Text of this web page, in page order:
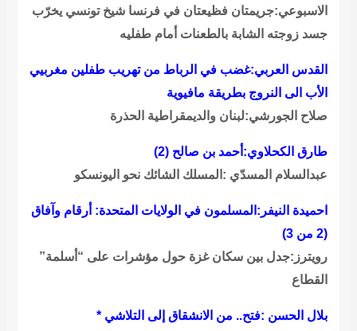
الاسبوعي:جريمتان فظيعتان في فرنسا شيخ تونسي يخرّب
جسد زوجته الشابة بالطعنات أمام طفليه
القدس العربي:غضب في الرباط من تهريب طفلين مغربيي
الأب الى النروج بطريقة مافيوية
صلاح الجورشي:لبنان والديمقراطية الحذرة
طارق الكحلاوي:أحمد بن صالح (2)
عبدالسلام المسدّي :المسلك الشائك نحو اليونسكو
احميدة النيفر:المسلمون في الولايات المتحدة: أرقام وآفاق
(2 من 3)
رويترز:جدل بين سكان غزة حول مؤشرات على “أسلمة”
القطاع
بلال الحسن :فتح.. من الانشقاق إلى التلاشي *